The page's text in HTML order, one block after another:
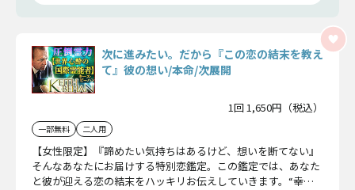
次に進みたい。だから『この恋の結末を教え
て』彼の想い/本命/次展開
1回 1,650円（税込）
一部無料 二人用
【女性限定】『諦めたい気持ちはあるけど、想いを断てない』
そんなあなたにお届けする特別恋鑑定。この鑑定では、あなた
と彼が迎える恋の結末をハッキリお伝えしていきます。“幸